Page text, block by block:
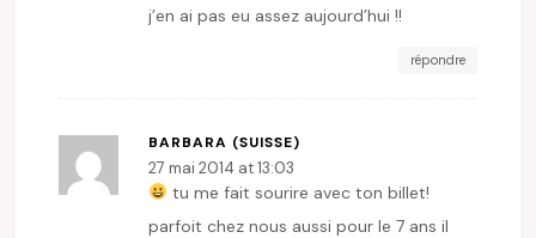
j’en ai pas eu assez aujourd’hui !!
répondre
BARBARA (SUISSE)
27 mai 2014 at 13:03
tu me fait sourire avec ton billet!
parfoit chez nous aussi pour le 7 ans il